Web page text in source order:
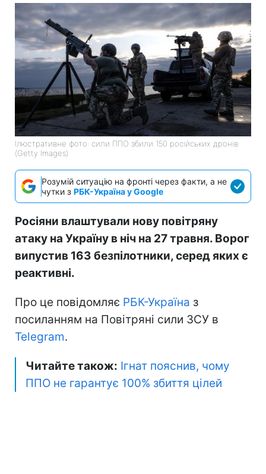
Ілюстративне фото: сили ППО збили 150 російських дронів
(Getty Images)
Розумій ситуацію на фронті через факти, а не
чутки з РБК-Україна у Google
Росіяни влаштували нову повітряну
атаку на Україну в ніч на 27 травня. Ворог
випустив 163 безпілотники, серед яких є
реактивні.
Про це повідомляє РБК-Україна з
посиланням на Повітряні сили ЗСУ в
Telegram.
Читайте також: Ігнат пояснив, чому
ППО не гарантує 100% збиття цілей